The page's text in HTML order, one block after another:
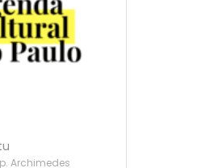
Archimedes